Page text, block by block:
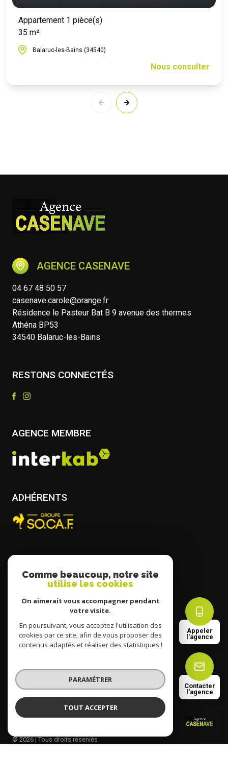
AGENCE CASENAVE
Appeler
l'agence
Contacter
l'agence
Appartement 1 pièce(s)
35 m²
Balaruc-les-Bains (34540)
Nous consulter
AGENCE CASENAVE
04 67 48 50 57
casenave.carole@orange.fr
Résidence le Pasteur Bat B 9 avenue des thermes
Athéna BP53
34540 Balaruc-les-Bains
RESTONS CONNECTÉS
AGENCE MEMBRE
ADHÉRENTS
nos partenaires
mentions légales
admin
politique rgpd
cookies
© 2026 | Tous droits réservés
Comme beaucoup, notre site
utilise les cookies
On aimerait vous accompagner pendant
votre visite.
En poursuivant, vous acceptez l'utilisation des
cookies par ce site, afin de vous proposer des
contenus adaptés et réaliser des statistiques !
PARAMÉTRER
TOUT ACCEPTER